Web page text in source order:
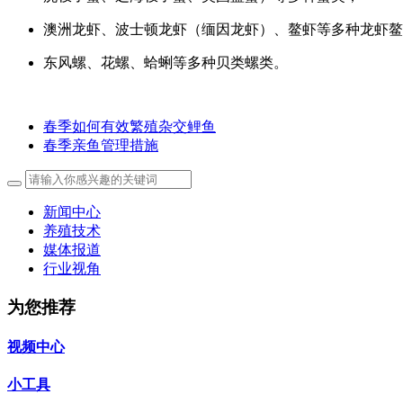
澳洲龙虾、波士顿龙虾（缅因龙虾）、鳌虾等多种龙虾
东风螺、花螺、蛤蜊等多种贝类螺类。
春季如何有效繁殖杂交鲤鱼
春季亲鱼管理措施
新闻中心
养殖技术
媒体报道
行业视角
为您推荐
视频中心
小工具